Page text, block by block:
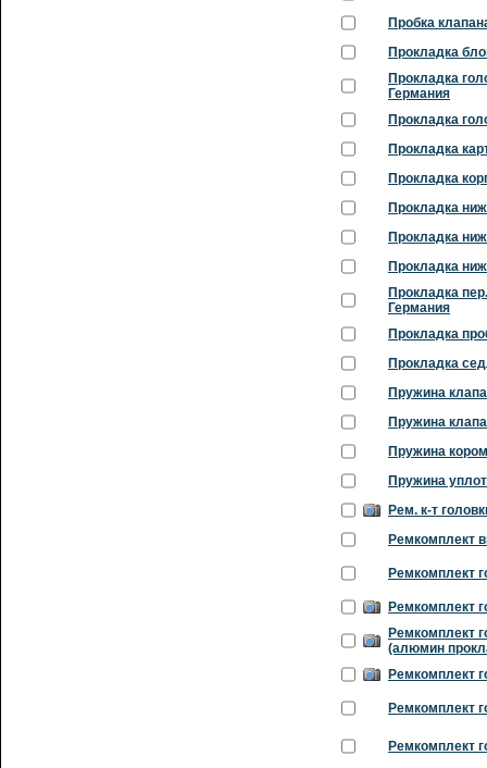
Пробка
Прокладка
Прокладка
Германия
Прокладка
Прокладка
Прокладка
Прокладка
Прокладка
Прокладка
Прокладка
Германия
Прокладка
Прокладка
Пружина
Пружина
Пружина
Пружина
Рем. к-т
Ремкомплект
Ремкомплект
Ремкомплект
Ремкомплект
(алюмин
Ремкомплект
Ремкомплект
Ремкомплект